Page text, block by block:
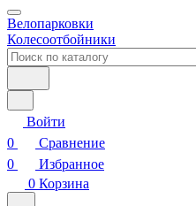
Велопарковки
Колесоотбойники
Войти
0
Сравнение
0
Избранное
0 Корзина